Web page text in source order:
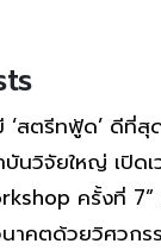
‘สตรีทฟู้ด’ ดีที่
นวิจัยใหญ่ เปิดเ
ครั้งที่
าคตด้วยวิศวกร